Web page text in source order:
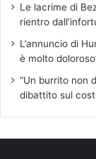
Le lacrime di
rientro
L’annuncio di
è molto
“Un burrito non
dibattito sul